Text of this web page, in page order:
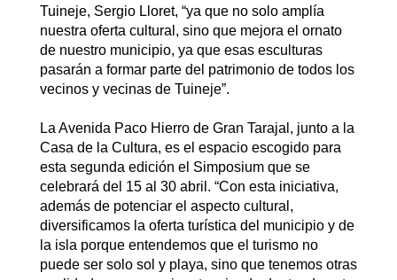
Tuineje, Sergio Lloret, “ya que no solo amplía
nuestra oferta cultural, sino que mejora el ornato
de nuestro municipio, ya que esas esculturas
pasarán a formar parte del patrimonio de todos los
vecinos y vecinas de Tuineje”.
La Avenida Paco Hierro de Gran Tarajal, junto a la
Casa de la Cultura, es el espacio escogido para
esta segunda edición el Simposium que se
celebrará del 15 al 30 abril. “Con esta iniciativa,
además de potenciar el aspecto cultural,
diversificamos la oferta turística del municipio y de
la isla porque entendemos que el turismo no
puede ser solo sol y playa, sino que tenemos otras